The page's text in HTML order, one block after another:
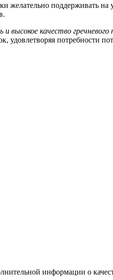
желательно поддерживать на
высокое качество гречневого
удовлетворяя потребности
информации о